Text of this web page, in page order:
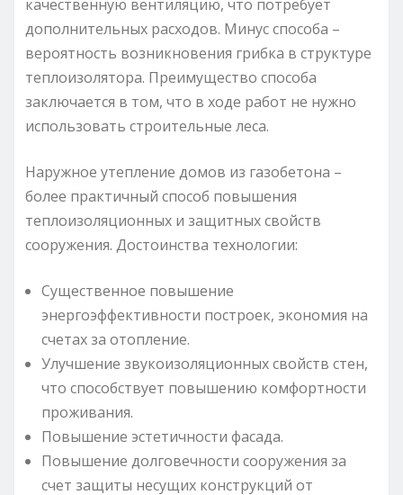
качественную вентиляцию, что потребует
дополнительных расходов. Минус способа –
вероятность возникновения грибка в структуре
теплоизолятора. Преимущество способа
заключается в том, что в ходе работ не нужно
использовать строительные леса.
Наружное утепление домов из газобетона –
более практичный способ повышения
теплоизоляционных и защитных свойств
сооружения. Достоинства технологии:
Существенное повышение
энергоэффективности построек, экономия на
счетах за отопление.
Улучшение звукоизоляционных свойств стен,
что способствует повышению комфортности
проживания.
Повышение эстетичности фасада.
Повышение долговечности сооружения за
счет защиты несущих конструкций от